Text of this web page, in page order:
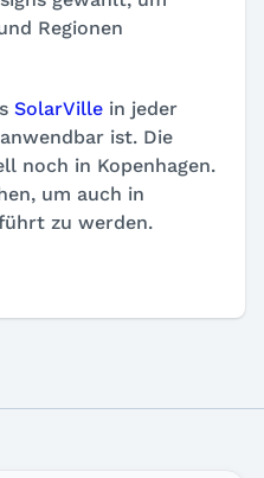
Regionen
SolarVille in jeder
ist. Die
noch in Kopenhagen.
um auch in
zu werden.